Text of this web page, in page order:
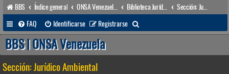
BBS Índice general Biblioteca Jurídica • Dr. Francisco Villarroel •
Sección: Jurídico Ambiental
FAQ
Identificarse Registrarse
u
BBS | ONSA Venezuela
Sección: Jurídico Ambiental